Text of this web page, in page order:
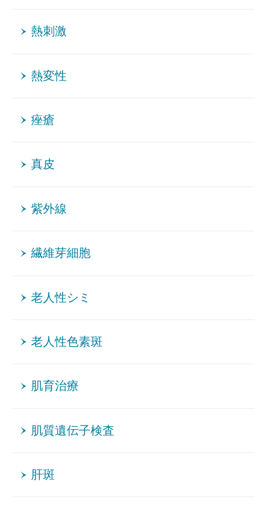
熱刺激
熱変性
痤瘡
真皮
紫外線
繊維芽細胞
老人性シミ
老人性色素斑
肌育治療
肌質遺伝子検査
肝斑